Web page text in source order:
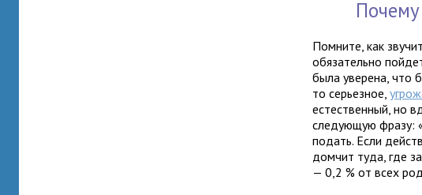
Помните, как
обязательно
была уверена, что
то серьезное,
естественный, но
следующую фразу:
подать. Если
домчит туда, где
— 0,2 % от всех